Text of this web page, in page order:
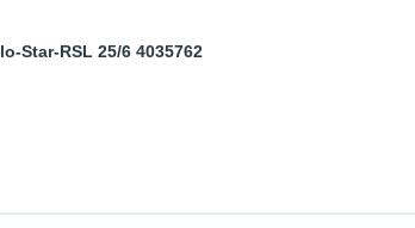
Star-RSL 25/6 4035762